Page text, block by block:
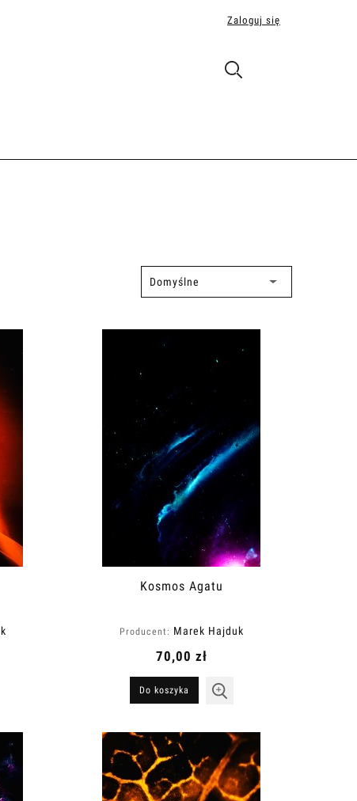
Zaloguj się
Kosmos Agatu
Producent: Marek Hajduk
70,00 zł
Do koszyka